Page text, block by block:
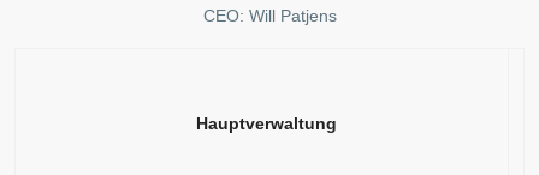
CEO: Will Patjens
Hauptverwaltung